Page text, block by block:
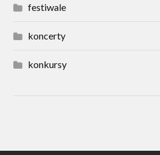
festiwale
koncerty
konkursy